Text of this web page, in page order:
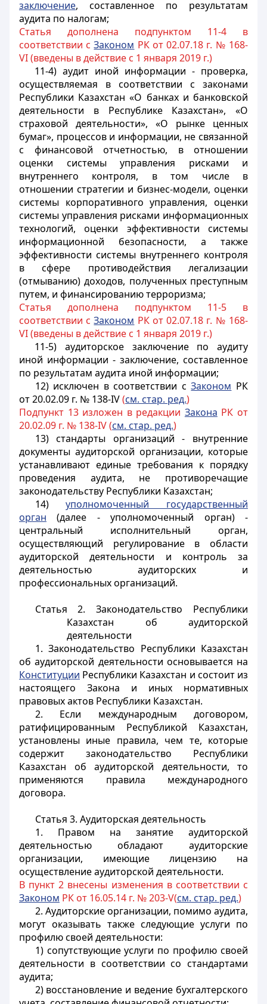
заключение, составленное по результатам
аудита по налогам;
Статья дополнена подпунктом 11-4 в
соответствии сЗаконом РК от 02.07.18 г. № 168-
VI (введены в действие с 1 января 2019 г.)
11-4) аудит иной информации - проверка,
осуществляемая в соответствии с законами
Республики Казахстан «О банках и банковской
деятельности в Республике Казахстан», «О
страховой деятельности», «О рынке ценных
бумаг», процессов и информации, не связанной
с финансовой отчетностью, в отношении
оценки системы управления рисками и
внутреннего контроля, в том числе в
отношении стратегии и бизнес-модели, оценки
системы корпоративного управления, оценки
системы управления рисками информационных
технологий, оценки эффективности системы
информационной безопасности, а также
эффективности системы внутреннего контроля
в сфере противодействия легализации
(отмыванию) доходов, полученных преступным
путем, и финансированию терроризма;
Статья дополнена подпунктом 11-5 в
соответствии сЗаконом РК от 02.07.18 г. № 168-
VI (введены в действие с 1 января 2019 г.)
11-5) аудиторское заключение по аудиту
иной информации - заключение, составленное
по результатам аудита иной информации;
12) исключен в соответствии сЗаконом РК
от 20.02.09 г. № 138-IV(см. стар. ред.)
Подпункт 13 изложен в редакции Закона РК от
20.02.09 г. № 138-IV (см. стар. ред.)
13) стандарты организаций - внутренние
документы аудиторской организации, которые
устанавливают единые требования к порядку
проведения аудита, не противоречащие
законодательству Республики Казахстан;
14)уполномоченный государственный
орган (далее - уполномоченный орган) -
центральный исполнительный орган,
осуществляющий регулирование в области
аудиторской деятельности и контроль за
деятельностью аудиторских и
профессиональных организаций.
Статья 2. Законодательство Республики
Казахстан об аудиторской
деятельности
1. Законодательство Республики Казахстан
об аудиторской деятельности основывается на
Конституции Республики Казахстан и состоит из
настоящего Закона и иных нормативных
правовых актов Республики Казахстан.
2. Если международным договором,
ратифицированным Республикой Казахстан,
установлены иные правила, чем те, которые
содержит законодательство Республики
Казахстан об аудиторской деятельности, то
применяются правила международного
договора.
Статья 3. Аудиторская деятельность
1. Правом на занятие аудиторской
деятельностью обладают аудиторские
организации, имеющие лицензию на
осуществление аудиторской деятельности.
В пункт 2 внесены изменения в соответствии с
Законом РК от 16.05.14 г. № 203-V(см. стар. ред.)
2. Аудиторские организации, помимо аудита,
могут оказывать также следующие услуги по
профилю своей деятельности:
1) сопутствующие услуги по профилю своей
деятельности в соответствии со стандартами
аудита;
2) восстановление и ведение бухгалтерского